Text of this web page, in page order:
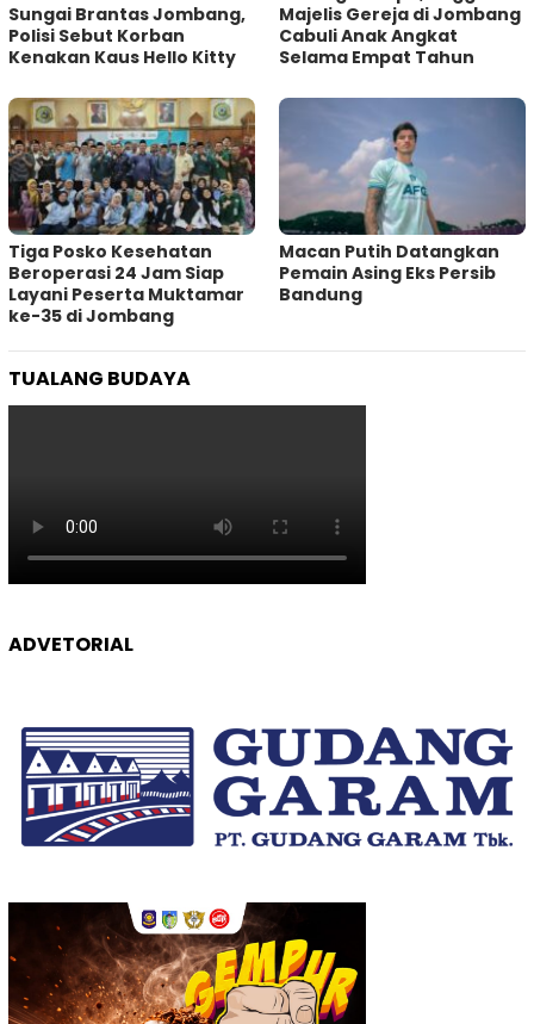
Sungai Brantas Jombang,
Polisi Sebut Korban
Kenakan Kaus Hello Kitty
Majelis Gereja di Jombang
Cabuli Anak Angkat
Selama Empat Tahun
Tiga Posko Kesehatan
Beroperasi 24 Jam Siap
Layani Peserta Muktamar
ke-35 di Jombang
Macan Putih Datangkan
Pemain Asing Eks Persib
Bandung
TUALANG BUDAYA
ADVETORIAL